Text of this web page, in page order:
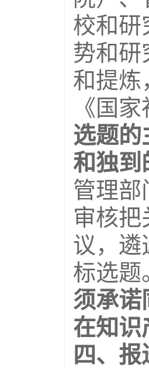
校和研
势和研
和提炼
《国
选题的
和独到
管理部
审核
议，遴
标选题
须承诺
在知识
四、